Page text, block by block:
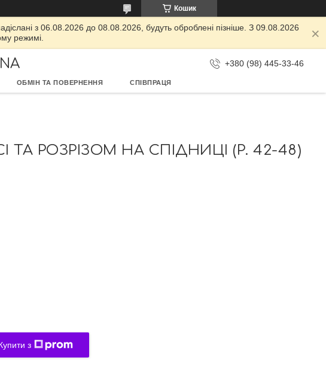
Кошик
з 06.08.2026 до 08.08.2026, будуть оброблені пізніше. З 09.08.2026
режимі.
+380 (98) 445-33-46
ОБМІН ТА ПОВЕРНЕННЯ СПІВПРАЦЯ
ТА РОЗРІЗОМ НА СПІДНИЦІ (Р. 42-48)
з